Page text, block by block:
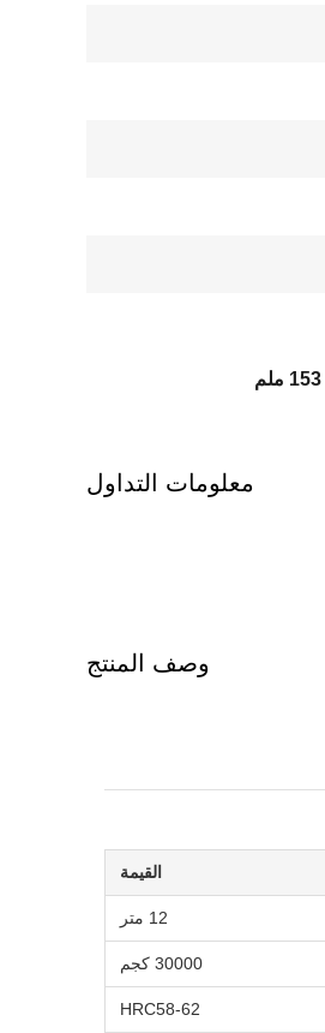
معلومات التداول
وصف المنتج
القيمة
12 متر
30000 كجم
HRC58-62